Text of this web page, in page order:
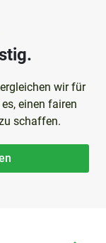
wir für
einen fairen
schaffen.